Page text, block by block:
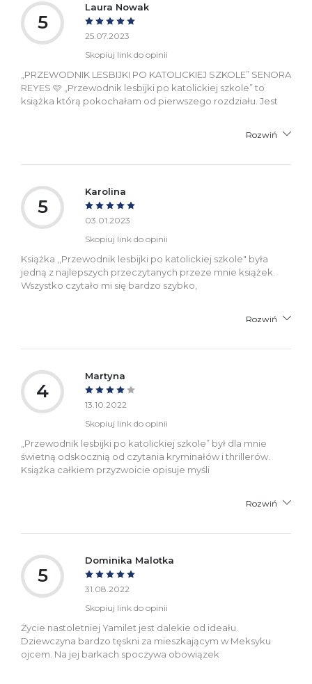
5
Laura Nowak
25.07.2023
Skopiuj link do opinii
„PRZEWODNIK LESBIJKI PO KATOLICKIEJ SZKOLE” SENORA
REYES 🩷 „Przewodnik lesbijki po katolickiej szkole” to
książka którą pokochałam od pierwszego rozdziału. Jest
Rozwiń
5
Karolina
03.01.2023
Skopiuj link do opinii
Książka ,,Przewodnik lesbijki po katolickiej szkole" była
jedną z najlepszych przeczytanych przeze mnie książek.
Wszystko czytało mi się bardzo szybko,
Rozwiń
4
Martyna
13.10.2022
Skopiuj link do opinii
„Przewodnik lesbijki po katolickiej szkole” był dla mnie
świetną odskocznią od czytania kryminałów i thrillerów.
Książka całkiem przyzwoicie opisuje myśli
Rozwiń
5
Dominika Malotka
31.08.2022
Skopiuj link do opinii
Życie nastoletniej Yamilet jest dalekie od ideału.
Dziewczyna bardzo tęskni za mieszkającym w Meksyku
ojcem. Na jej barkach spoczywa obowiązek